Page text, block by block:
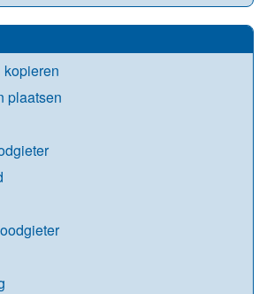
kopieren
plaatsen